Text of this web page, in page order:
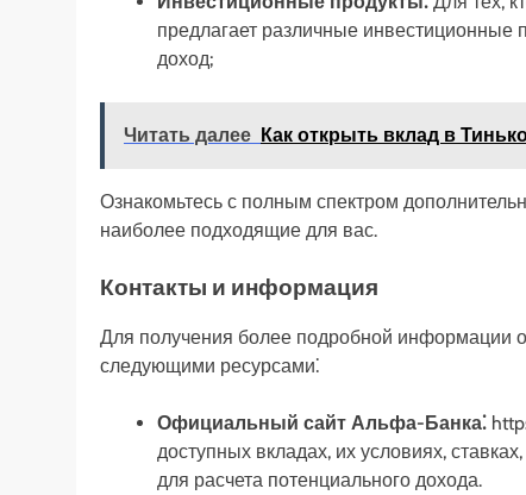
предлагает различные инвестиционные
доход;
Читать далее Как открыть вклад в
Ознакомьтесь с полным спектром
наиболее подходящие для вас.
Контакты и информация
Для получения более подробной информации
следующими ресурсами⁚
Официальный сайт Альфа-Банка⁚
доступных вкладах, их условиях,
для расчета потенциального дохода.